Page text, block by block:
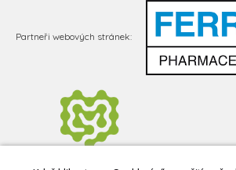
Partneři webových stránek: